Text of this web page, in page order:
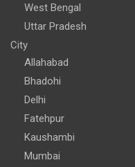
West Bengal
Uttar Pradesh
City
Allahabad
Bhadohi
Delhi
Fatehpur
Kaushambi
Mumbai